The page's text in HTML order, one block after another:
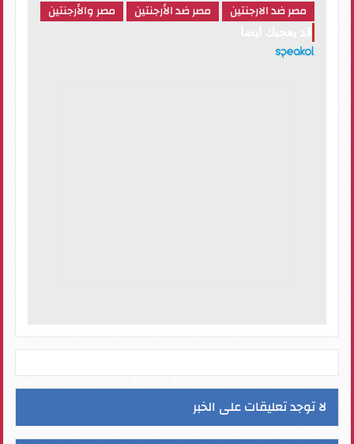
مصر ضد الارجنتين مصر ضد الأرجنتين مصر والأرجنتين
لا توجد تعليقات على الخبر